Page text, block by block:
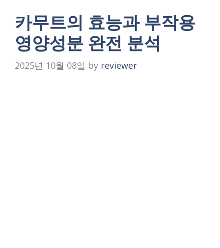
카무트의 효능과 부작용
영양성분 완전 분석
2025년 10월 08일 by reviewer